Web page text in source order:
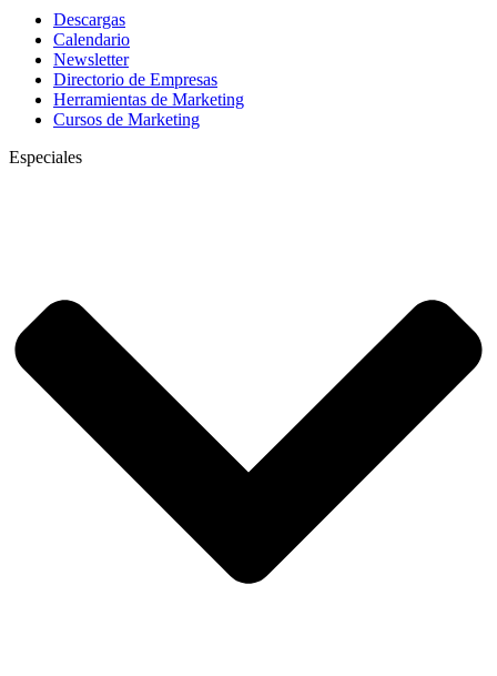
Descargas
Calendario
Newsletter
Directorio de Empresas
Herramientas de Marketing
Cursos de Marketing
Especiales